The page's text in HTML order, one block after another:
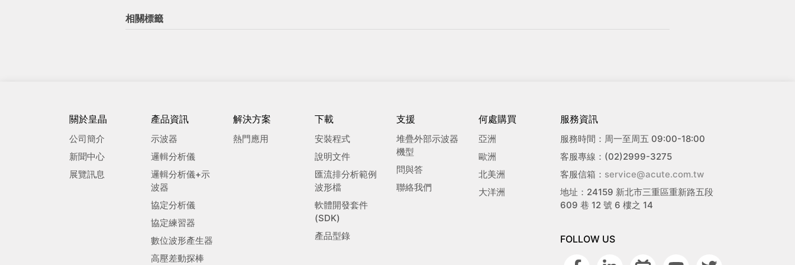
相關標籤
關於皇晶
公司簡介
新聞中心
展覽訊息
產品資訊
示波器
邏輯分析儀
邏輯分析儀+示
波器
協定分析儀
協定練習器
數位波形產生器
高壓差動探棒
解決方案
熱門應用
下載
安裝程式
說明文件
匯流排分析範例
波形檔
軟體開發套件
(SDK)
產品型錄
支援
堆疊外部示波器
機型
問與答
聯絡我們
何處購買
亞洲
歐洲
北美洲
大洋洲
服務資訊
服務時間：周一至周五 09:00-18:00
客服專線：(02)2999-3275
客服信箱： service@acute.com.tw
地址：24159 新北市三重區重新路五段
609 巷 12 號 6 樓之 14
FOLLOW US